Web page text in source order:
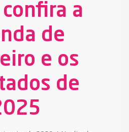
confira a
de
e os
de